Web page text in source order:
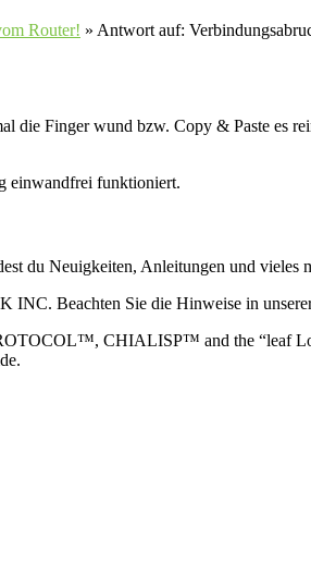
Router! » Antwort auf:
die Finger wund bzw. Copy & Paste es
einwandfrei funktioniert.
du Neuigkeiten, Anleitungen und
Beachten Sie die Hinweise in
CHIALISP™ and the “leaf